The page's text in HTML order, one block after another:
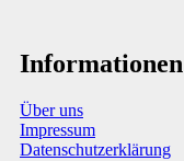
Informationen
Über uns
Impressum
Datenschutzerklärung